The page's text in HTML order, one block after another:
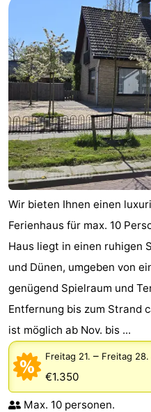
Wir bieten Ihnen einen
Ferienhaus für max. 10
Haus liegt in einen ruhigen
und Dünen, umgeben von
genügend Spielraum und
Entfernung bis zum Strand
ist möglich ab Nov. bis ...
Freitag 21. – Freitag
€1.350
Max. 10 personen.